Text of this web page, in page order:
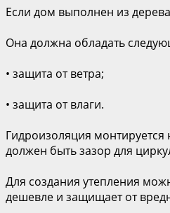
Если дом выполнен из
Она должна обладать
• защита от ветра;
• защита от влаги.
Гидроизоляция
должен быть зазор для
Для создания утепления
дешевле и защищает от